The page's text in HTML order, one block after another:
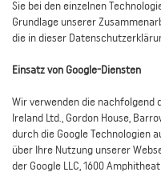
Sie bei den einzelnen
Grundlage unserer
die in dieser
Einsatz von Google-Diensten
Wir verwenden die nachfolgend
Ireland Ltd., Gordon House,
durch die Google Technologien
über Ihre Nutzung unserer
der Google LLC, 1600